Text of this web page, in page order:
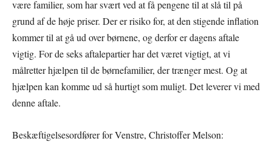
være familier, som har svært ved at få pengene til at slå til på
grund af de høje priser. Der er risiko for, at den stigende inflation
kommer til at gå ud over børnene, og derfor er dagens aftale
vigtig. For de seks aftalepartier har det været vigtigt, at vi
målretter hjælpen til de børnefamilier, der trænger mest. Og at
hjælpen kan komme ud så hurtigt som muligt. Det leverer vi med
denne aftale.
Beskæftigelsesordfører for Venstre, Christoffer Melson: